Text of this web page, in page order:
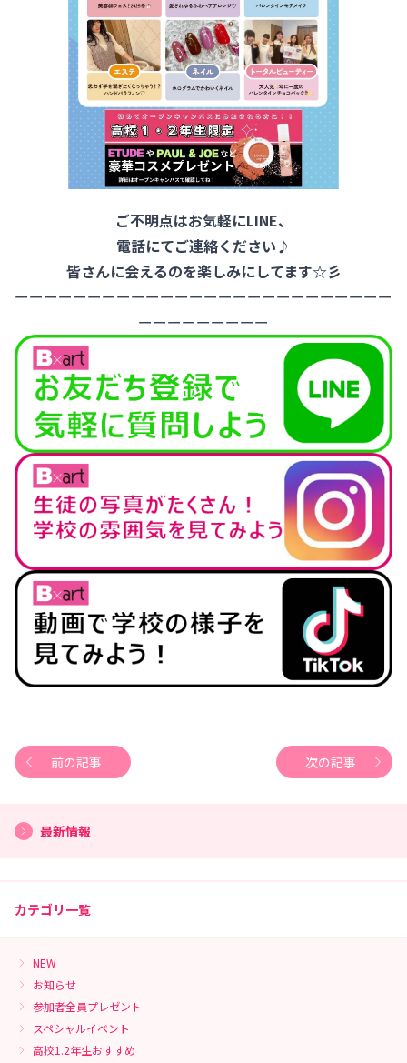
ご不明点はお気軽にLINE、
電話にてご連絡ください♪
皆さんに会えるのを楽しみにしてます☆彡
ーーーーーーーーーーーーーーーーーーーーーーーーーー
ーーーーーーーーー
前の記事 次の記事
最新情報
カテゴリ一覧
NEW
お知らせ
参加者全員プレゼント
スペシャルイベント
高校1.2年生おすすめ